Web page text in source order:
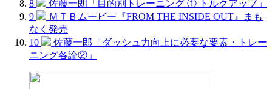
8
佐藤一朗「目的別トレーニング ① トルクアップ」
9
ＭＴＢムービー『FROM THE INSIDE OUT』まも
なく発売
10
佐藤一郎「ダッシュ力向上に必要な要素・トレー
ニング各論②」